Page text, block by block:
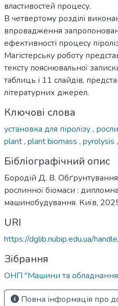
властивостей процесу.
В четвертому розділі
впровадження
ефективності процесу
Магістерську роботу
тексту пояснювальної
таблиць і 11 слайдів,
літературних джерел.
Ключові слова
установка для піролізу,
plant, plant biomass , pyrolysis ,
Бібліографічний опис
Бородій Д. В. Обґрунтування
рослинної біомаси :
машинобудування. Київ,
URI
https://dglib.nubip.edu.ua/
Зібрання
ОНП "Машини та обладнання
Повна інформація про